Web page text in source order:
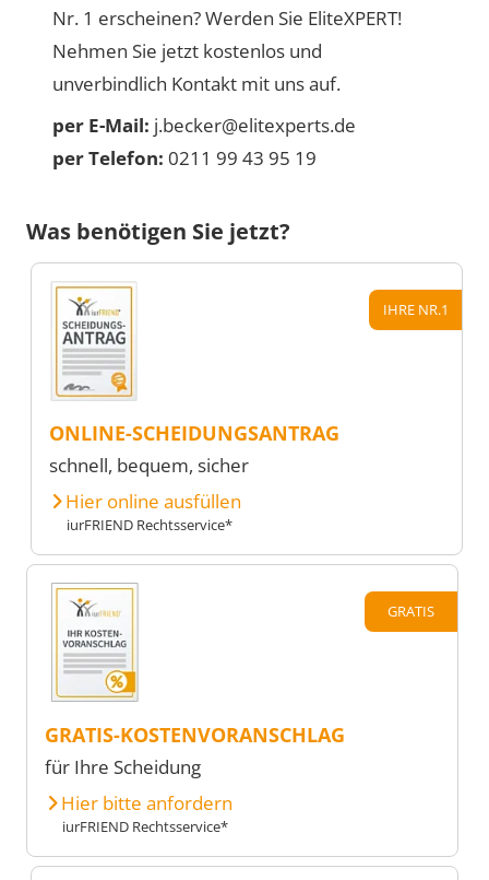
Nr. 1 erscheinen? Werden Sie EliteXPERT!
Nehmen Sie jetzt kostenlos und
unverbindlich Kontakt mit uns auf.
per E-Mail: j.becker@elitexperts.de
per Telefon: 0211 99 43 95 19
Was benötigen Sie jetzt?
IHRE NR.1
ONLINE-SCHEIDUNGSANTRAG
schnell, bequem, sicher
Hier online ausfüllen
iurFRIEND Rechtsservice*
GRATIS
GRATIS-KOSTENVORANSCHLAG
für Ihre Scheidung
Hier bitte anfordern
iurFRIEND Rechtsservice*